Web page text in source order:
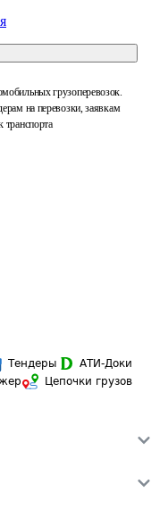
грузоперевозок.
на перевозки, заявкам
транспорта
Тендеры
АТИ-Доки
Цепочки грузов